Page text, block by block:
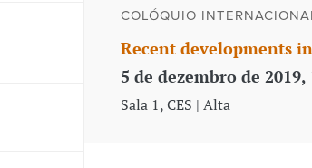
COLÓQUIO
Recent developments
5 de dezembro de 2019,
Sala 1, CES | Alta